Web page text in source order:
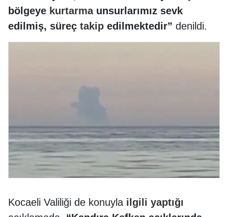
bölgeye kurtarmaunsurlarımız sevk
edilmiş, süreç takip edilmektedir” denildi.
Kocaeli Valiliği de konuyla ilgili yaptığı